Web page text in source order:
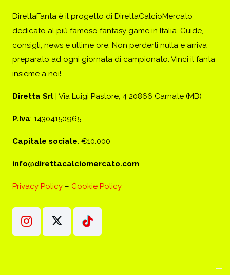
DirettaFanta è il progetto di DirettaCalcioMercato
dedicato al più famoso fantasy game in Italia. Guide,
consigli, news e ultime ore. Non perderti nulla e arriva
preparato ad ogni giornata di campionato. Vinci il fanta
insieme a noi!
Diretta Srl | Via Luigi Pastore, 4 20866 Carnate (MB)
P.Iva: 14304150965
Capitale sociale: €10.000
info@direttacalciomercato.com
Privacy Policy – Cookie Policy